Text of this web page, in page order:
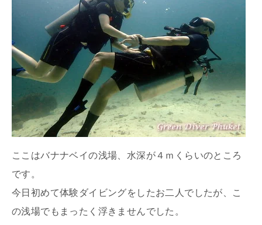
ここはバナナベイの浅場、水深が４ｍくらいのところ
です。
今日初めて体験ダイビングをしたお二人でしたが、こ
の浅場でもまったく浮きませんでした。